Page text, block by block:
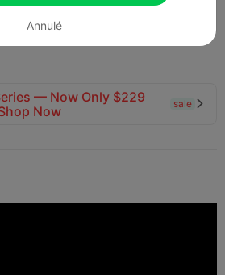
— Now Only $229
Now
sale 
Annulé